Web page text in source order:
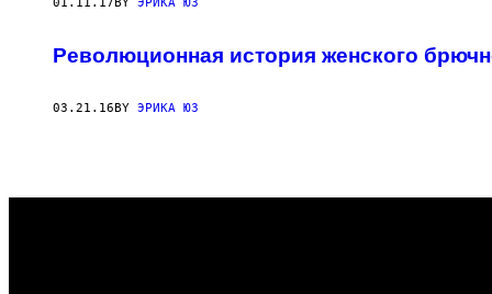
01.11.17 BY ЭРИКА ЮЗ
Революционная история женского
03.21.16 BY ЭРИКА ЮЗ